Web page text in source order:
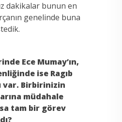
dakikalar bunun en
genelinde buna
Ece Mumay’ın,
ise Ragıb
var. Birbirinizin
müdahale
tam bir görev